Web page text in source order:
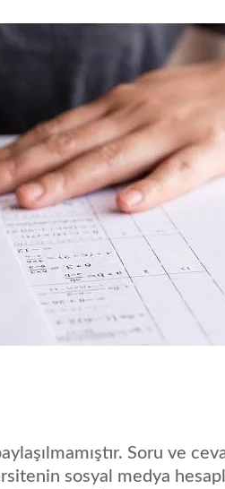
Soru ve
sosyal medya